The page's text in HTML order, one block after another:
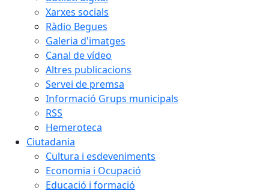
Xarxes socials
Ràdio Begues
Galeria d'imatges
Canal de vídeo
Altres publicacions
Servei de premsa
Informació Grups municipals
RSS
Hemeroteca
Ciutadania
Cultura i esdeveniments
Economia i Ocupació
Educació i formació